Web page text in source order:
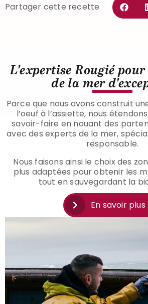
Partager cette recette
L'expertise Rougié
de la mer
Parce que nous avons construit
l’oeuf à l’assiette, nous
savoir-faire en nouant des
avec des experts de la mer,
responsable.
Nous faisons ainsi le choix des
plus adaptées pour obtenir les
tout en sauvegardant la
En savoir plus